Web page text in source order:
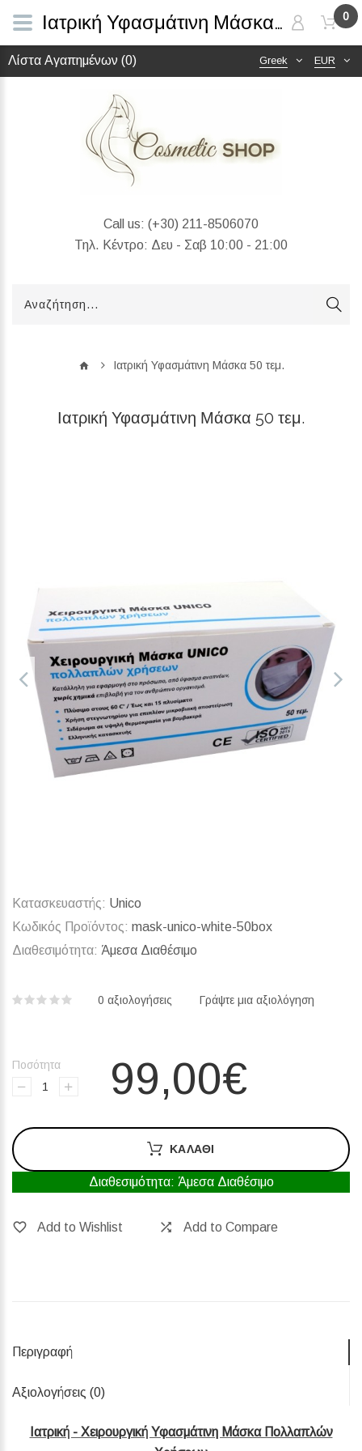
EUR
Greek
Call us: (+30) 211-8506070
Τηλ. Κέντρο: Δευ - Σαβ 10:00 - 21:00
0
Λίστα Αγαπημένων (0)
Ιατρική Υφασμάτινη Μάσκα 50 τεμ.
Ιατρική Υφασμάτινη Μάσκα 50 τεμ.
Κατασκευαστής: Unico
Κωδικός Προϊόντος: mask-unico-white-50box
Διαθεσιμότητα: Άμεσα Διαθέσιμο
0 αξιολογήσεις‎ Γράψτε μια αξιολόγηση
Ποσότητα 99,00€
ΚΑΛΆΘΙ
Διαθεσιμότητα: Άμεσα Διαθέσιμο
Add to Wishlist Add to Compare
Περιγραφή
Αξιολογήσεις (0)‎
Ιατρική - Χειρουργική Υφασμάτινη Μάσκα Πολλαπλών
Ιατρική Υφασμάτινη Μάσκα 50 τεμ.